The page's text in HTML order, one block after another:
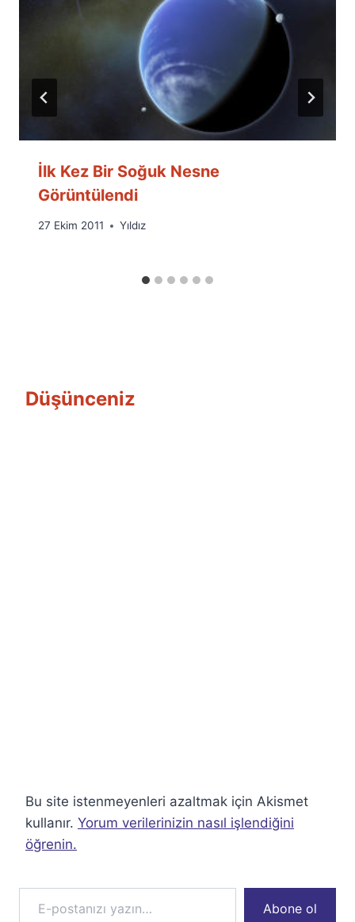
İlk Kez Bir Soğuk Nesne
Görüntülendi
By
27 Ekim 2011 Yıldız
Düşünceniz
Bu site istenmeyenleri azaltmak için Akismet
kullanır. Yorum verilerinizin nasıl işlendiğini
öğrenin.
E-postanızı yazın…
Abone ol